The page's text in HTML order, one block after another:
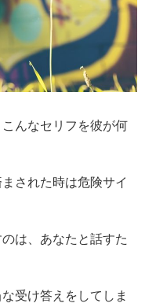
んなセリフを彼が何
された時は危険サイ
は、あなたと話すた
受け答えをしてしま